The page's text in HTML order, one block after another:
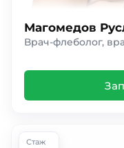
Магомедов
Врач-флеболог,
Стаж